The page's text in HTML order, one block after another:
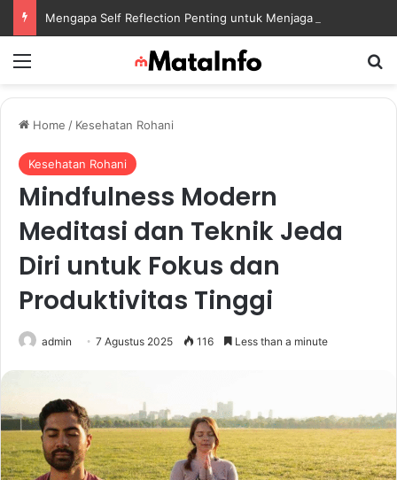
Home / Kesehatan Rohani
Kesehatan Rohani
Mindfulness Modern
Meditasi dan Teknik Jeda
Diri untuk Fokus dan
Produktivitas Tinggi
admin 7 Agustus 2025 116 Less than a minute